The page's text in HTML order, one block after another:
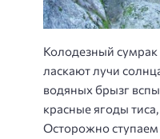
Колодезный
ласкают лучи
водяных брызг
красные ягоды
Осторожно